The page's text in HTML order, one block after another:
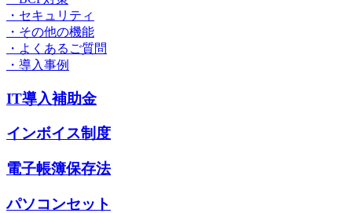
・セキュリティ
・その他の機能
・よくあるご質問
・導入事例
IT導入補助金
インボイス制度
電子帳簿保存法
パソコンセット